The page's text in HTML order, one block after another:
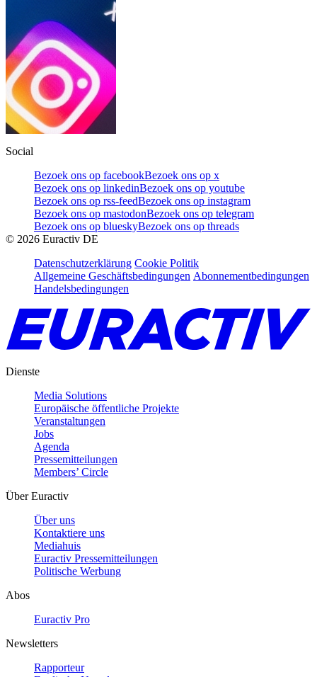
Social
Bezoek ons op facebookBezoek ons op x
Bezoek ons op linkedinBezoek ons op youtube
Bezoek ons op rss-feedBezoek ons op instagram
Bezoek ons op mastodonBezoek ons op telegram
Bezoek ons op blueskyBezoek ons op threads
© 2026 Euractiv DE
Datenschutzerklärung Cookie Politik
Allgemeine Geschäftsbedingungen Abonnementbedingungen
Handelsbedingungen
Dienste
Media Solutions
Europäische öffentliche Projekte
Veranstaltungen
Jobs
Agenda
Pressemitteilungen
Members’ Circle
Über Euractiv
Über uns
Kontaktiere uns
Mediahuis
Euractiv Pressemitteilungen
Politische Werbung
Abos
Euractiv Pro
Newsletters
Rapporteur